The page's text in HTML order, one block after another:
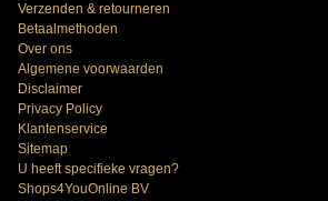
Verzenden & retourneren
Betaalmethoden
Over ons
Algemene voorwaarden
Disclaimer
Privacy Policy
Klantenservice
Sitemap
U heeft specifieke vragen?
Shops4YouOnline BV